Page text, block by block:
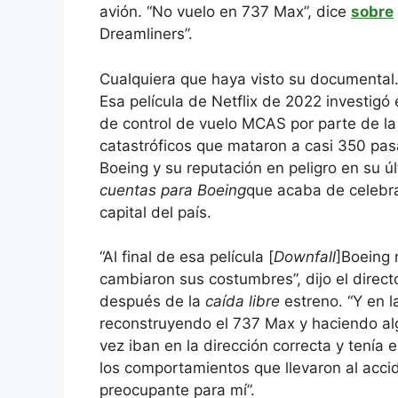
avión. “No vuelo en 737 Max”, dice sobre
Dreamliners”.
Cualquiera que haya visto su
Esa película de Netflix de 2022
de control de vuelo MCAS por parte de
catastróficos que mataron a casi 350
Boeing y su reputación en peligro en su
cuentas para Boeingque acaba de
capital del país.
“Al final de esa película [Downfall]Boeing
cambiaron sus costumbres”, dijo el
después de la caída libre estreno. “Y en
reconstruyendo el 737 Max y haciendo
vez iban en la dirección correcta y tenía
los comportamientos que llevaron al
preocupante para mí”.